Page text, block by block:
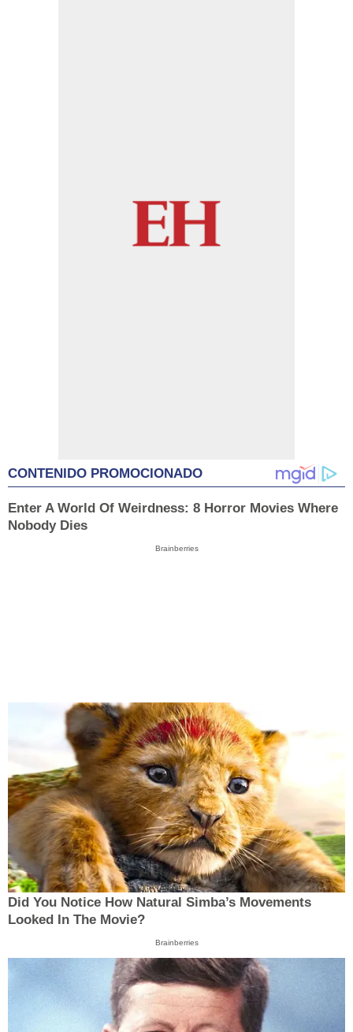
CONTENIDO PROMOCIONADO
Enter A World Of Weirdness: 8 Horror Movies Where
Nobody Dies
Brainberries
Did You Notice How Natural Simba’s Movements
Looked In The Movie?
Brainberries